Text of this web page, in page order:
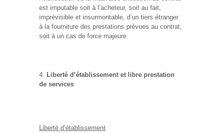
est imputable soit à l’acheteur, soit au fait,
imprévisible et insurmontable, d’un tiers étranger
à la fourniture des prestations prévues au contrat,
soit à un cas de force majeure.
Liberté d’établissement et libre prestation
de services
Liberté d’établissement